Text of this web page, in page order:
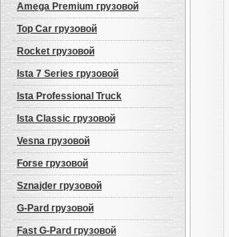
Amega Premium грузовой
Top Car грузовой
Rocket грузовой
Ista 7 Series грузовой
Ista Professional Truck
Ista Classic грузовой
Vesna грузовой
Forse грузовой
Sznajder грузовой
G-Pard грузовой
Fast G-Pard грузовой